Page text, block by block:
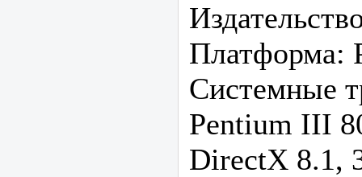
Платформа:
Системные
Pentium III
DirectX 8.1,